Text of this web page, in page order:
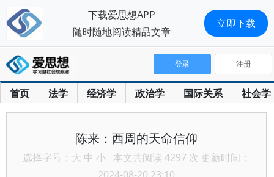
首页 法学 经济学 政治学 国际关系 社会学
登录 注册
陈来：西周的天命信仰
选择字号： 大 中 小 本文共阅读 4297 次 更新时间：
下载爱思想APP
随时随地阅读精品文章
立即下载